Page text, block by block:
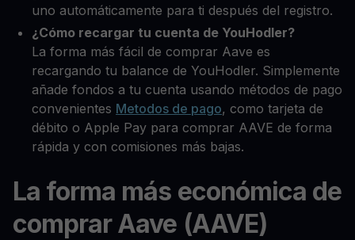
uno automáticamente para ti después del registro.
¿Cómo recargar tu cuenta de YouHodler?
La forma más fácil de comprar Aave es
recargando tu balance de YouHodler. Simplemente
añade fondos a tu cuenta usando métodos de pago
convenientes Metodos de pago, como tarjeta de
débito o Apple Pay para comprar AAVE de forma
rápida y con comisiones más bajas.
La forma más económica de
comprar Aave (AAVE)